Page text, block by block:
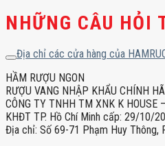
NHỮNG CÂU HỎI
Địa chỉ các cửa hàng của
HẦM RƯỢU NGON
RƯỢU VANG NHẬP KHẨU CHÍNH
CÔNG TY TNHH TM XNK K
KHĐT TP. Hồ Chí Minh cấp: 29/10/
Địa chỉ: Số 69-71 Phạm Huy Thông,